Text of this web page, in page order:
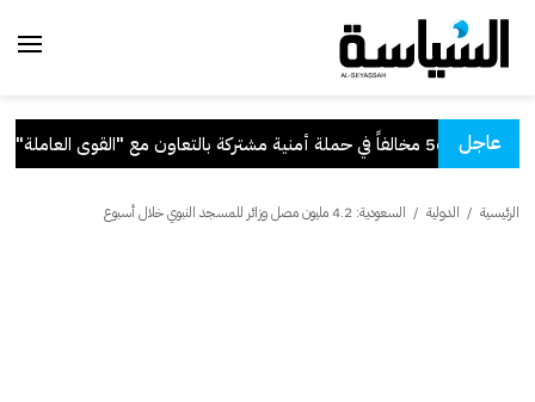
عاجل
بالتعاون مع "القوى العاملة" .
الرئيسية / الدولية / السعودية: 4.2 مليون مصل وزائر للمسجد النبوي خلال أسبوع